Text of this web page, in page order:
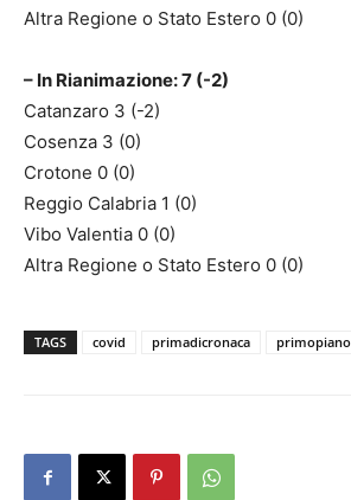
Altra Regione o Stato Estero 0 (0)
– In Rianimazione: 7 (-2)
Catanzaro 3 (-2)
Cosenza 3 (0)
Crotone 0 (0)
Reggio Calabria 1 (0)
Vibo Valentia 0 (0)
Altra Regione o Stato Estero 0 (0)
TAGS covid primadicronaca primopiano